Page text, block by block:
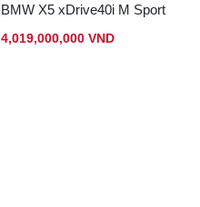
BMW X5 xDrive40i M Sport
4,019,000,000 VND